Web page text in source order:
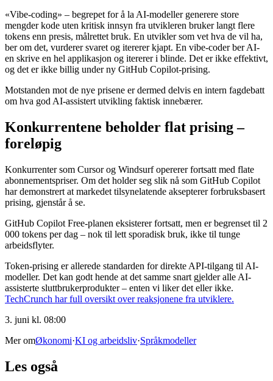
«Vibe-coding» – begrepet for å la AI-modeller generere store
mengder kode uten kritisk innsyn fra utvikleren bruker langt flere
tokens enn presis, målrettet bruk. En utvikler som vet hva de vil ha,
ber om det, vurderer svaret og itererer kjapt. En vibe-coder ber AI-
en skrive en hel applikasjon og itererer i blinde. Det er ikke effektivt,
og det er ikke billig under ny GitHub Copilot-prising.
Motstanden mot de nye prisene er dermed delvis en intern fagdebatt
om hva god AI-assistert utvikling faktisk innebærer.
Konkurrentene beholder flat prising –
foreløpig
Konkurrenter som Cursor og Windsurf opererer fortsatt med flate
abonnementspriser. Om det holder seg slik nå som GitHub Copilot
har demonstrert at markedet tilsynelatende aksepterer forbruksbasert
prising, gjenstår å se.
GitHub Copilot Free-planen eksisterer fortsatt, men er begrenset til 2
000 tokens per dag – nok til lett sporadisk bruk, ikke til tunge
arbeidsflyter.
Token-prising er allerede standarden for direkte API-tilgang til AI-
modeller. Det kan godt hende at det samme snart gjelder alle AI-
assisterte sluttbrukerprodukter – enten vi liker det eller ikke.
TechCrunch har full oversikt over reaksjonene fra utviklere.
3. juni kl. 08:00
Mer omØkonomi·KI og arbeidsliv·Språkmodeller
Les også